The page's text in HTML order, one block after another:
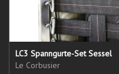
LC3 Spanngurte-Set Sessel
Le Corbusier